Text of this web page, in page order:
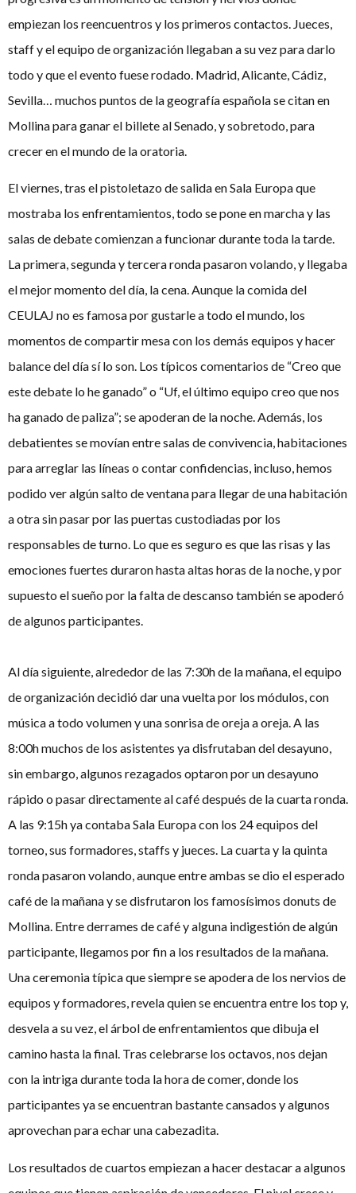
empiezan los reencuentros y los primeros contactos. Jueces,
staff y el equipo de organización llegaban a su vez para darlo
todo y que el evento fuese rodado. Madrid, Alicante, Cádiz,
Sevilla… muchos puntos de la geografía española se citan en
Mollina para ganar el billete al Senado, y sobretodo, para
crecer en el mundo de la oratoria.
El viernes, tras el pistoletazo de salida en Sala Europa que
mostraba los enfrentamientos, todo se pone en marcha y las
salas de debate comienzan a funcionar durante toda la tarde.
La primera, segunda y tercera ronda pasaron volando, y llegaba
el mejor momento del día, la cena. Aunque la comida del
CEULAJ no es famosa por gustarle a todo el mundo, los
momentos de compartir mesa con los demás equipos y hacer
balance del día sí lo son. Los típicos comentarios de “Creo que
este debate lo he ganado” o “Uf, el último equipo creo que nos
ha ganado de paliza”; se apoderan de la noche. Además, los
debatientes se movían entre salas de convivencia, habitaciones
para arreglar las líneas o contar confidencias, incluso, hemos
podido ver algún salto de ventana para llegar de una habitación
a otra sin pasar por las puertas custodiadas por los
responsables de turno. Lo que es seguro es que las risas y las
emociones fuertes duraron hasta altas horas de la noche, y por
supuesto el sueño por la falta de descanso también se apoderó
de algunos participantes.
Al día siguiente, alrededor de las 7:30h de la mañana, el equipo
de organización decidió dar una vuelta por los módulos, con
música a todo volumen y una sonrisa de oreja a oreja. A las
8:00h muchos de los asistentes ya disfrutaban del desayuno,
sin embargo, algunos rezagados optaron por un desayuno
rápido o pasar directamente al café después de la cuarta ronda.
A las 9:15h ya contaba Sala Europa con los 24 equipos del
torneo, sus formadores, staffs y jueces. La cuarta y la quinta
ronda pasaron volando, aunque entre ambas se dio el esperado
café de la mañana y se disfrutaron los famosísimos donuts de
Mollina. Entre derrames de café y alguna indigestión de algún
participante, llegamos por fin a los resultados de la mañana.
Una ceremonia típica que siempre se apodera de los nervios de
equipos y formadores, revela quien se encuentra entre los top y,
desvela a su vez, el árbol de enfrentamientos que dibuja el
camino hasta la final. Tras celebrarse los octavos, nos dejan
con la intriga durante toda la hora de comer, donde los
participantes ya se encuentran bastante cansados y algunos
aprovechan para echar una cabezadita.
Los resultados de cuartos empiezan a hacer destacar a algunos